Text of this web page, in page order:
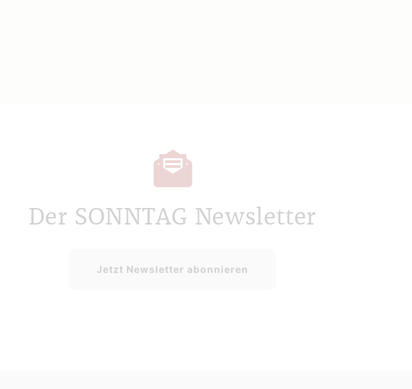
Der SONNTAG Newsletter
Jetzt Newsletter abonnieren